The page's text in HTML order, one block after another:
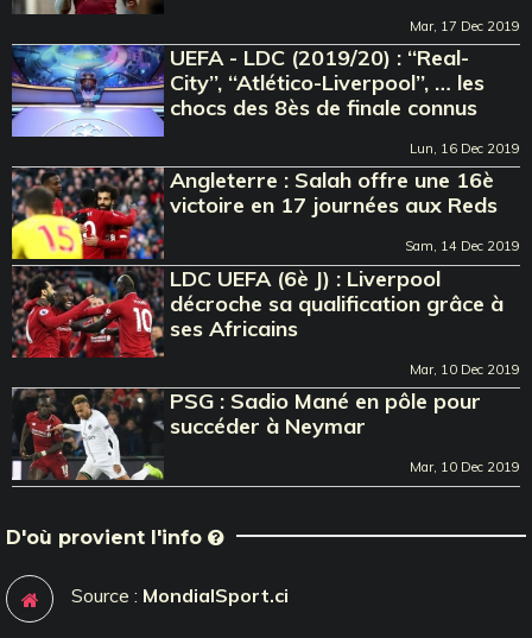
Mar, 17 Dec 2019
UEFA - LDC (2019/20) : ‘‘Real-
City’’, ‘‘Atlético-Liverpool’’, … les
chocs des 8ès de finale connus
Lun, 16 Dec 2019
Angleterre : Salah offre une 16è
victoire en 17 journées aux Reds
Sam, 14 Dec 2019
LDC UEFA (6è J) : Liverpool
décroche sa qualification grâce à
ses Africains
Mar, 10 Dec 2019
PSG : Sadio Mané en pôle pour
succéder à Neymar
Mar, 10 Dec 2019
D'où provient l'info
Source : MondialSport.ci